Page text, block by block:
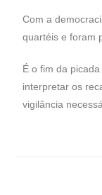
Com a
quartéis e foram
É o fim da
interpretar os
vigilância